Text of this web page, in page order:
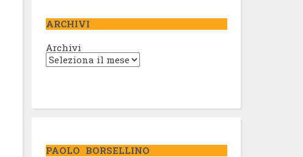
ARCHIVI
Archivi
PAOLO BORSELLINO